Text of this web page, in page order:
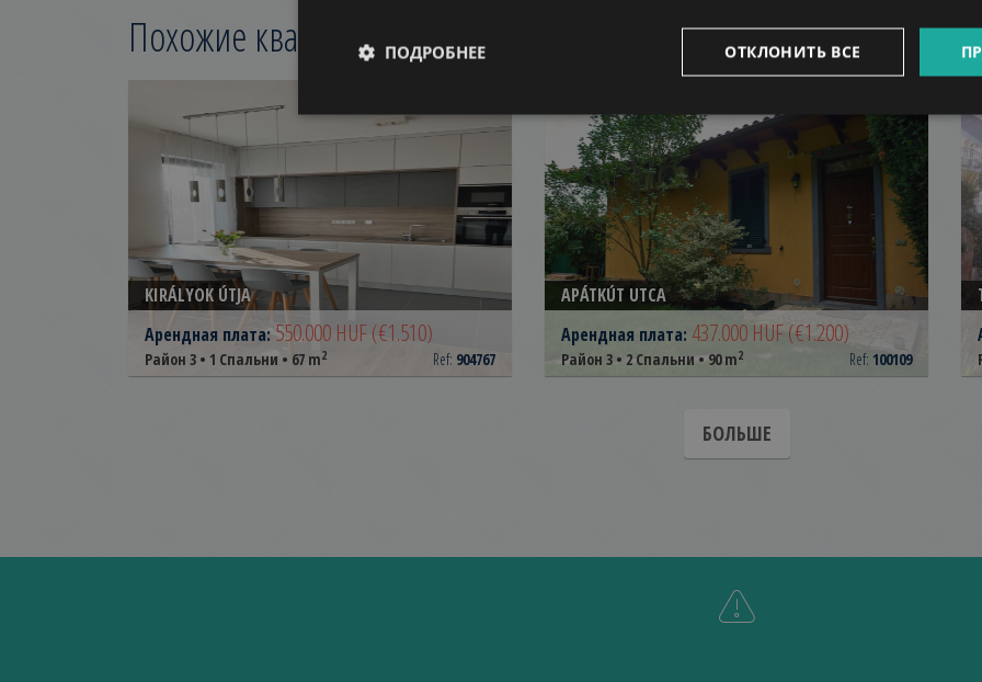
Похожие квартиры вБудапеште в этом же районе
KIRÁLYOK ÚTJA
Арендная плата:550.000 HUF(€1.510)
Район 3 • 1 Спальни • 67 m2 Ref: 904767
APÁTKÚT UTCA
Арендная плата: 437.000 HUF(€1.200)
Район 3 • 2 Спальни • 90 m2 Ref: 100109
БОЛЬШЕ
ОТКЛОНИТЬ ВСЕ
ПОДРОБНЕЕ